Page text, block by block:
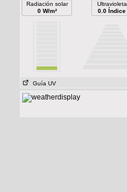
Radiación solar
0 W/m²
Ultravioleta
0.0 Índice
Guía UV